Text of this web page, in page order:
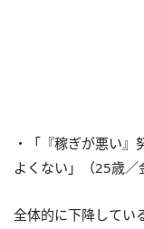
・「『稼ぎが悪い
よくない」（25歳／
全体的に下降してい